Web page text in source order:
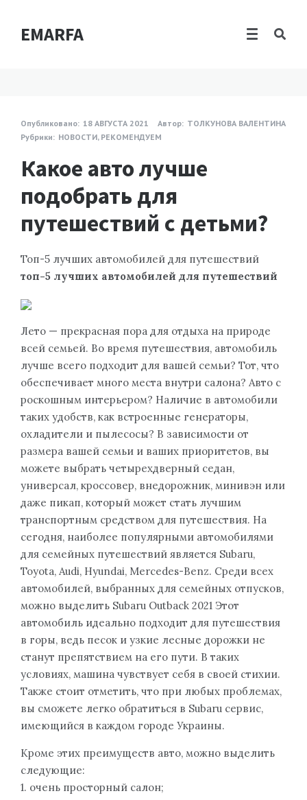
EMARFA
Опубликовано: 18 АВГУСТА 2021 Автор: ТОЛКУНОВА ВАЛЕНТИНА
Рубрики: НОВОСТИ, РЕКОМЕНДУЕМ
Какое авто лучше
подобрать для
путешествий с детьми?
Топ-5 лучших автомобилей для путешествий
топ-5 лучших автомобилей для путешествий
Лето — прекрасная пора для отдыха на природе
всей семьей. Во время путешествия, автомобиль
лучше всего подходит для вашей семьи? Тот, что
обеспечивает много места внутри салона? Автo с
роскошным интерьером? Наличие в автомoбили
таких удобств, как встроенные генераторы,
охладители и пылесосы? В зависимости от
размера вашей семьи и ваших приоритетов, вы
можете выбрать четырехдверный седан,
универсал, кроссовер, внедорожник, минивэн или
даже пикап, который может стать лучшим
транспортным средством для путешествия. На
сегодня, наиболее популярными автомобилями
для семейных путешествий является Subaru,
Toyota, Audi, Hyundai, Mercedes-Benz. Среди всех
автомобилей, выбранных для семейных отпусков,
можно выделить Subaru Outback 2021 Этот
автомобиль идеально подходит для путешествия
в горы, ведь песок и узкие лесные дорожки не
станут препятствием на его пути. В таких
условиях, машина чувствует себя в своей стихии.
Также стоит отметить, что при любых проблемах,
вы сможете легко обратиться в Subaru сервис,
имеющийся в каждом городе Украины.
Кроме этих преимуществ авто, можно выделить
следующие:
1. очень просторный салон;